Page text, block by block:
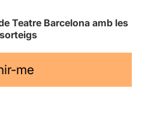
Teatre Barcelona amb les
me